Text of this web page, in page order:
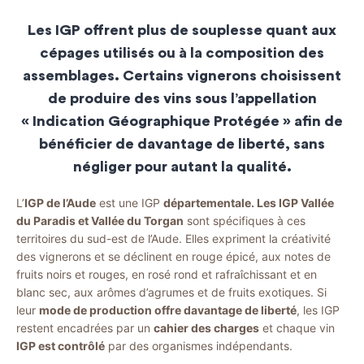
Les IGP offrent plus de souplesse quant aux
cépages utilisés ou à la composition des
assemblages. Certains vignerons choisissent
de produire des vins sous l’appellation
« Indication Géographique Protégée » afin de
bénéficier de davantage de
liberté, sans
négliger pour autant la qualité.
L’IGP de l’Aude est une IGP départementale. Les IGP Vallée
du Paradis et Vallée du Torgan sont spécifiques à ces
territoires du sud-est de l’Aude. Elles expriment la créativité
des vignerons et se déclinent en rouge épicé, aux notes de
fruits noirs et rouges, en rosé rond et rafraîchissant et en
blanc sec, aux arômes d’agrumes et de fruits exotiques. Si
leur mode de production offre davantage de liberté, les IGP
restent encadrées par un cahier des charges et chaque vin
IGP est contrôlé par des organismes indépendants.